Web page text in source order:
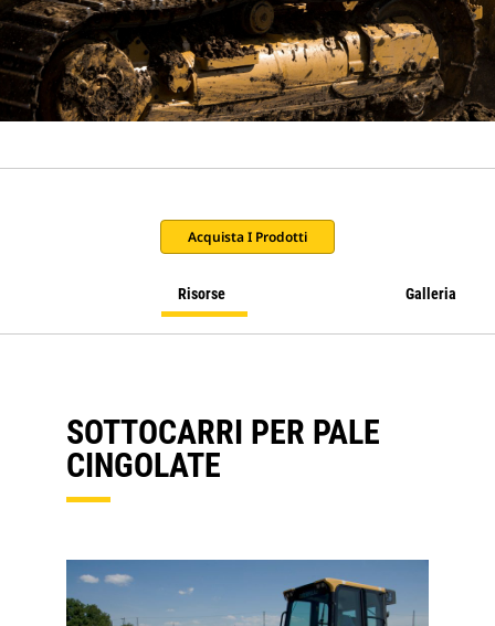
Acquista I Prodotti
Risorse Galleria
SOTTOCARRI PER PALE
CINGOLATE